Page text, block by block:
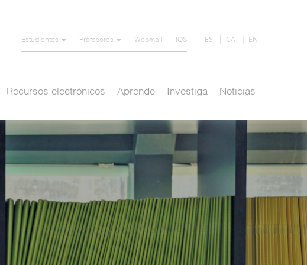
Estudiantes Profesores Webmail IQS ES CA EN
Recursos electrónicos Aprende Investiga Noticias